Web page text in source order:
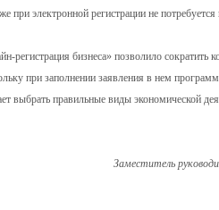
при электронной регистрации не
регистрация бизнеса» позволило
при заполнении заявления в нем
выбрать правильные виды экономической
Заместитель